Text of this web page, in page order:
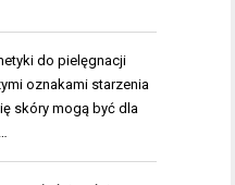
do pielęgnacji
oznakami starzenia
skóry mogą być dla